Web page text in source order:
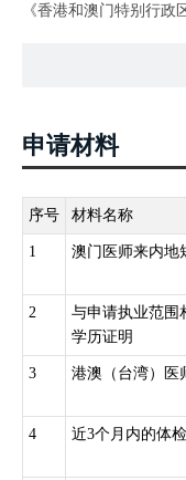
《香港和澳门特别行
申请材料
序号 材料名称
1 澳门医师来内地
2
与申请执业范围
学历证明
3 港澳（台湾）医
4 近3个月内的体